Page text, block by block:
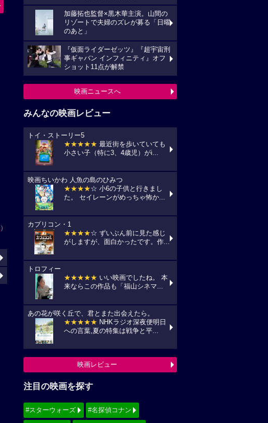
）
加藤拓也監督×黒木華主演。山間の
リゾートで夫婦のズレが募る「日曜
のあと」
『仮面ライダーゼッツ』『超宇宙刑
事ギャバン インフィニティ』オフ
ショット11点が解禁
映画ニュースへ
みんなの映画レビュー
トイ・ストーリー5
★★★★★ 最近街を歩いていても
小さい子（特に3、4歳児）がi...
映画ちいかわ 人魚の島のひみつ
★★★★☆ 小6の子供と行きまし
た。 セイレーンがめっちゃ怖か...
カプリコン・1
★★★★☆ ずいぶん前に見た感じ
がしますが、面白かったです。作...
トロフィー
★★★★★ いい映画でしたね。 本
来ならこの作品も「福山シネマ...
あの花が咲く丘で、君とまた出会えたら。
★★★★★ NHKラジオ深夜便明日
への言葉,夏の特集は戦争と平...
映画レビュー
注目の映画を探す
#スターウォーズ #名探偵コナン